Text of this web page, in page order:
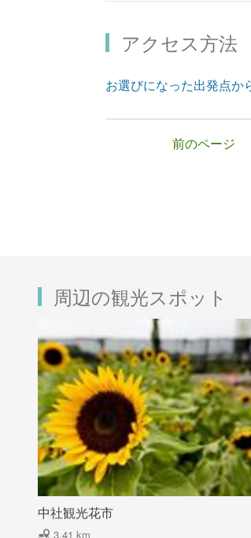
アクセス方法
お選びになった出発点か
前のページ
周辺の観光スポット
中社観光花市
3.41 km